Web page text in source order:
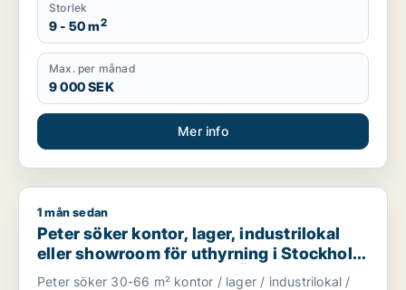
Storlek
9 - 50 m2
Max. per månad
9 000 SEK
Mer info
Peter söker kontor, lager, industrilokal eller showroom för
1 mån sedan
Peter söker kontor, lager, industrilokal
eller showroom för uthyrning i Stockholm
Innerstad, Vasastan eller Östermalm m.fl.
Peter söker 30-66 m² kontor / lager / industrilokal /